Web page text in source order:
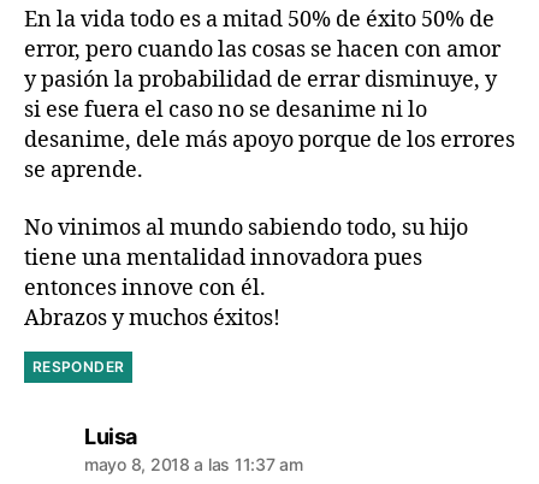
En la vida todo es a mitad 50% de éxito 50% de
error, pero cuando las cosas se hacen con amor
y pasión la probabilidad de errar disminuye, y
si ese fuera el caso no se desanime ni lo
desanime, dele más apoyo porque de los errores
se aprende.
No vinimos al mundo sabiendo todo, su hijo
tiene una mentalidad innovadora pues
entonces innove con él.
Abrazos y muchos éxitos!
RESPONDER
Luisadice:
mayo 8, 2018 a las 11:37 am